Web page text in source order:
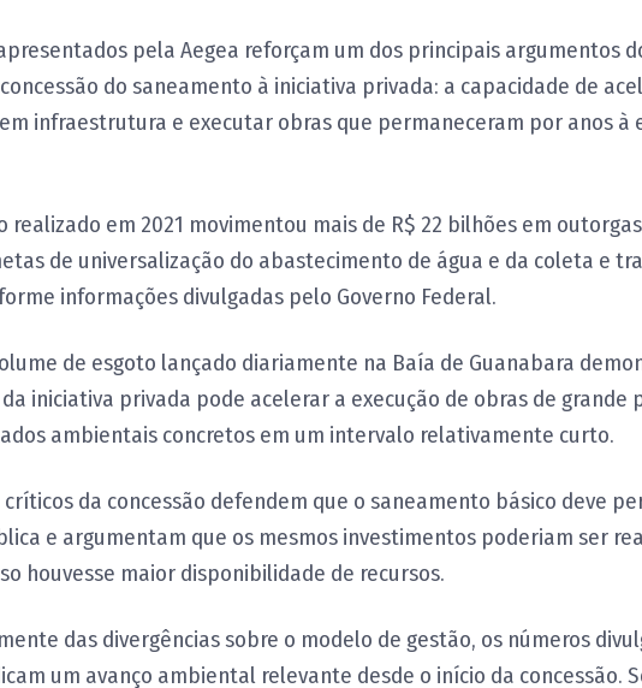
pela Aegea reforçam um dos principais argumentos
do saneamento à iniciativa privada: a capacidade de
infraestrutura e executar obras que permaneceram por anos à
realizado em 2021 movimentou mais de R$ 22 bilhões em
de universalização do abastecimento de água e da coleta e
informações divulgadas pelo Governo Federal.
de esgoto lançado diariamente na Baía de Guanabara
iniciativa privada pode acelerar a execução de obras de grande
ambientais concretos em um intervalo relativamente curto.
da concessão defendem que o saneamento básico deve
e argumentam que os mesmos investimentos poderiam ser
houvesse maior disponibilidade de recursos.
das divergências sobre o modelo de gestão, os números
um avanço ambiental relevante desde o início da concessão.